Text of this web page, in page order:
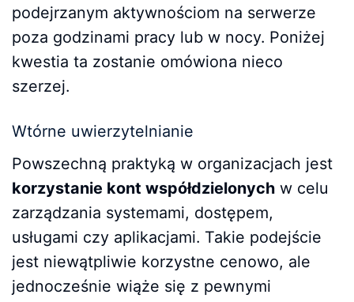
podejrzanym aktywnościom na serwerze
poza godzinami pracy lub w nocy. Poniżej
kwestia ta zostanie omówiona nieco
szerzej.
Wtórne uwierzytelnianie
Powszechną praktyką w organizacjach jest
korzystanie kont współdzielonych w celu
zarządzania systemami, dostępem,
usługami czy aplikacjami. Takie podejście
jest niewątpliwie korzystne cenowo, ale
jednocześnie wiąże się z pewnymi